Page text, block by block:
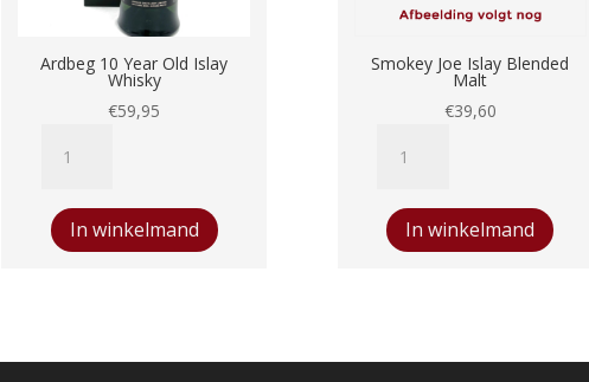
Ardbeg 10 Year Old Islay
Whisky
€59,95
Old
Islay
In winkelmand
Smokey Joe Islay Blended
Malt
€39,60
Blended
Malt
In winkelmand